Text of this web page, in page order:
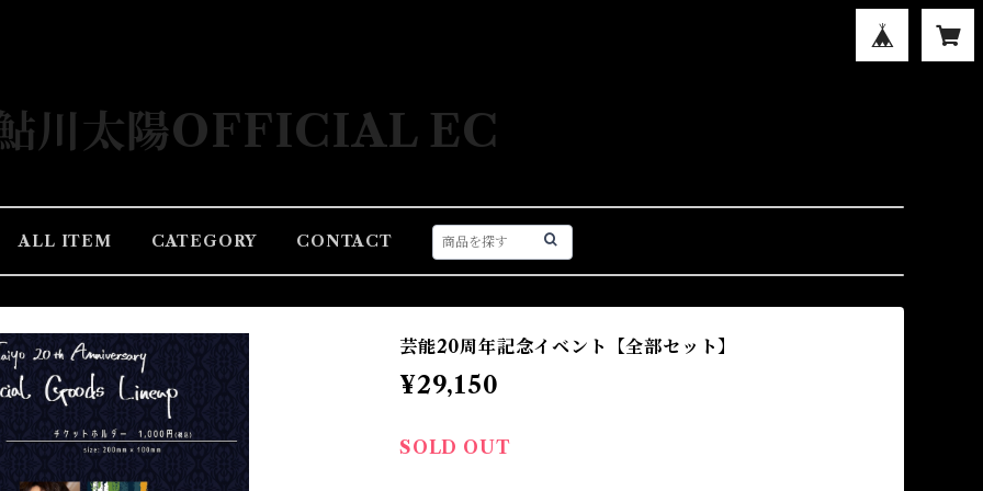
川太陽OFFICIAL EC
ALL ITEM CATEGORY CONTACT
芸能20周年記念イベント【全部セット】
¥29,150
SOLD OUT